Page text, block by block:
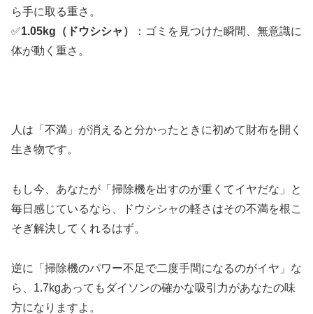
ら手に取る重さ。
✅1.05kg（ドウシシャ）
：ゴミを見つけた瞬間、無意識に
体が動く重さ。
人は「不満」が消えると分かったときに初めて財布を開く
生き物です。
もし今、あなたが「掃除機を出すのが重くてイヤだな」と
毎日感じているなら、ドウシシャの軽さはその不満を根こ
そぎ解決してくれるはず。
逆に「掃除機のパワー不足で二度手間になるのがイヤ」な
ら、1.7kgあってもダイソンの確かな吸引力があなたの味
方になりますよ。